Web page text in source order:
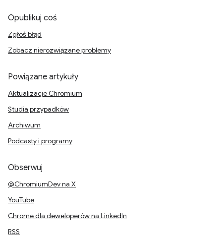
Opublikuj coś
Zgłoś błąd
Zobacz nierozwiązane problemy
Powiązane artykuły
Aktualizacje Chromium
Studia przypadków
Archiwum
Podcasty i programy
Obserwuj
@ChromiumDev na X
YouTube
Chrome dla deweloperów na LinkedIn
RSS